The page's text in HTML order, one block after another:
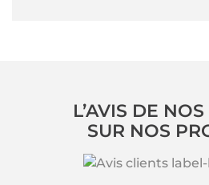
L’AVIS DE
SUR NOS